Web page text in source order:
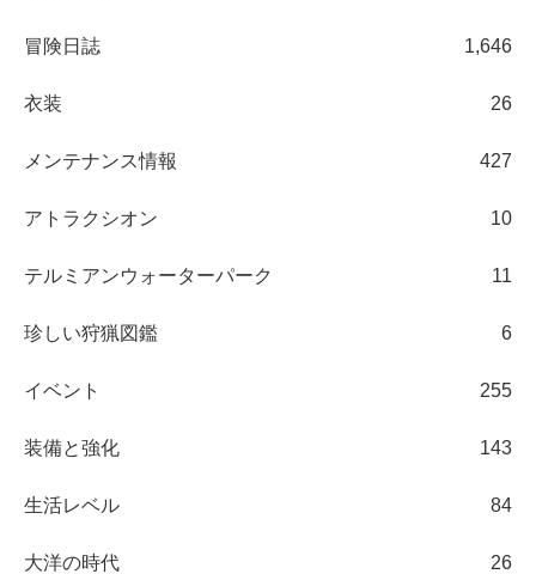
冒険日誌 1,646
衣装 26
メンテナンス情報 427
アトラクシオン 10
テルミアンウォーターパーク 11
珍しい狩猟図鑑 6
イベント 255
装備と強化 143
生活レベル 84
大洋の時代 26